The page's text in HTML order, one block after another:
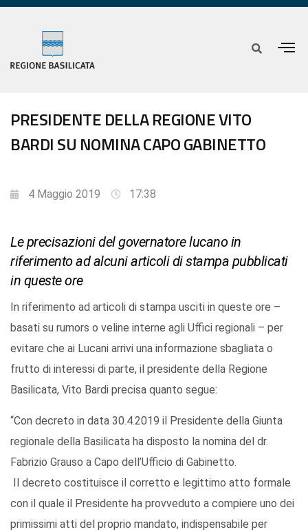
PRESIDENTE DELLA REGIONE VITO
BARDI SU NOMINA CAPO GABINETTO
4 Maggio 2019 17:38
Le precisazioni del governatore lucano in
riferimento ad alcuni articoli di stampa pubblicati
in queste ore
In riferimento ad articoli di stampa usciti in queste ore –
basati su rumors o veline interne agli Uffici regionali – per
evitare che ai Lucani arrivi una informazione sbagliata o
frutto di interessi di parte, il presidente della Regione
Basilicata, Vito Bardi precisa quanto segue:
“Con decreto in data 30.4.2019 il Presidente della Giunta
regionale della Basilicata ha disposto la nomina del dr.
Fabrizio Grauso a Capo dell’Ufficio di Gabinetto.
Il decreto costituisce il corretto e legittimo atto formale
con il quale il Presidente ha provveduto a compiere uno dei
primissimi atti del proprio mandato, indispensabile per